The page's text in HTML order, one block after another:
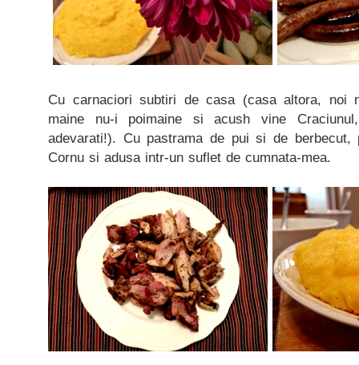
Cu carnaciori subtiri de casa (casa altora, noi
maine nu-i poimaine si acush vine
adevarati!). Cu pastrama de pui si de berbecut,
Cornu si adusa intr-un suflet de cumnata-mea.